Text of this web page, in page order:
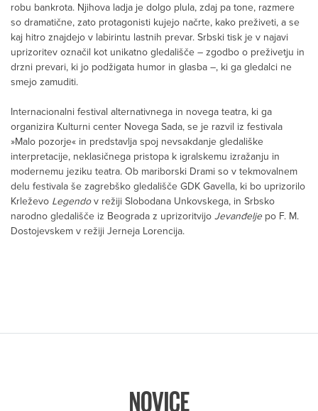
robu bankrota. Njihova ladja je dolgo plula, zdaj pa tone, razmere
so dramatične, zato protagonisti kujejo načrte, kako preživeti, a se
kaj hitro znajdejo v labirintu lastnih prevar. Srbski tisk je v najavi
uprizoritev označil kot unikatno gledališče – zgodbo o preživetju in
drzni prevari, ki jo podžigata humor in glasba –, ki ga gledalci ne
smejo zamuditi.
Internacionalni festival alternativnega in novega teatra, ki ga
organizira Kulturni center Novega Sada, se je razvil iz festivala
»Malo pozorje« in predstavlja spoj nevsakdanje gledališke
interpretacije, neklasičnega pristopa k igralskemu izražanju in
modernemu jeziku teatra. Ob mariborski Drami so v tekmovalnem
delu festivala še zagrebško gledališče GDK Gavella, ki bo uprizorilo
Krleževo Legendov režiji Slobodana Unkovskega, in Srbsko
narodno gledališče iz Beograda z uprizoritvijo Jevanđeljepo F. M.
Dostojevskem v režiji Jerneja Lorencija.
NOVICE